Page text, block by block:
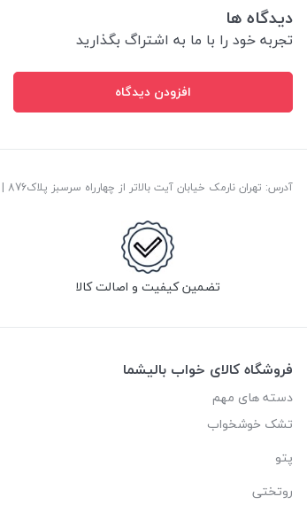
دیدگاه ها
تجربه خود را با ما به اشتراگ بگذارید
افزودن دیدگاه
آدرس: تهران نارمک خیابان آیت بالاتر از چهارراه سرسبز پلاک876 | تلفن: ‎02177804060 | پست الکترونیک:
تضمین کیفیت و اصالت کالا
فروشگاه کالای خواب بالیشما
دسته های مهم
تشک خوشخواب
پتو
روتختی